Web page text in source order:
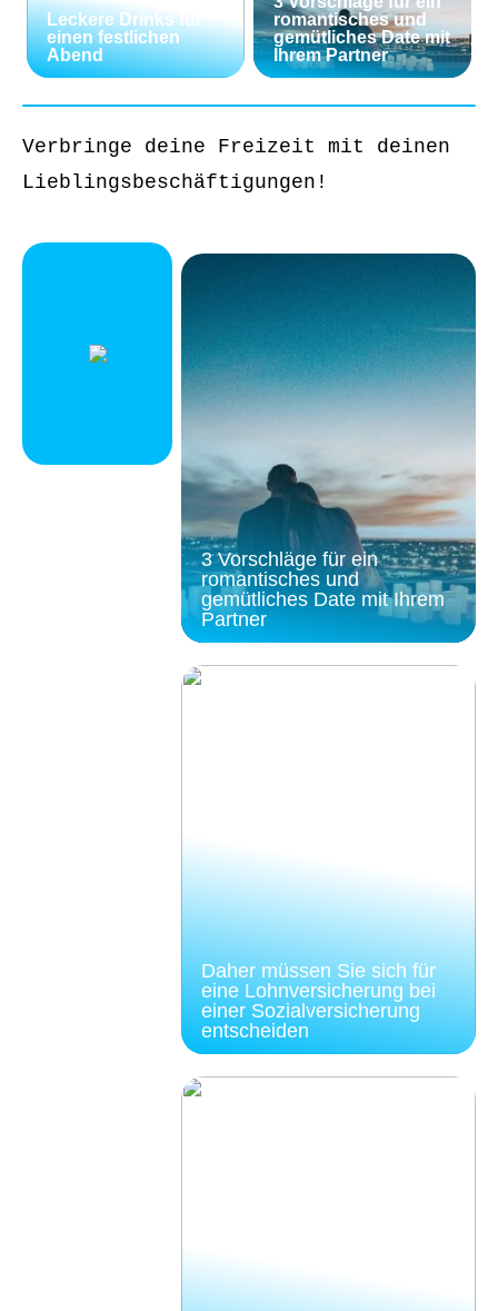
Leckere Drinks für
einen festlichen
Abend
romantisches und
gemütliches Date mit
Ihrem Partner
Verbringe deine Freizeit mit deinen
Lieblingsbeschäftigungen!
3 Vorschläge für ein
romantisches und
gemütliches Date mit Ihrem
Partner
Daher müssen Sie sich für
eine Lohnversicherung bei
einer Sozialversicherung
entscheiden